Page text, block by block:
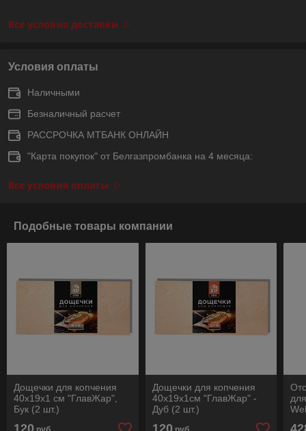
Все условия доставки
Условия оплаты
Наличными
Безналичный расчет
РАССРОЧКА МТБАНК ОНЛАЙН
"Карта покупок" от Белгазпромбанка на 4 месяца:
Все условия оплаты
Подобные товары компании
Дощечки для копчения
40х19х1 см "ГлавЖар",
Бук (2 шт.)
Дощечки для копчения
40х19х1см "ГлавЖар" -
Дуб (2 шт.)